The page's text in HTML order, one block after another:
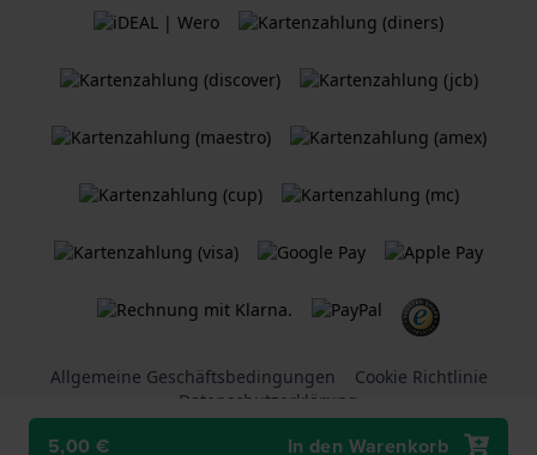
5,00 € In den Warenkorb
Allgemeine Geschäftsbedingungen
Cookie Richtlinie
Datenschutzerklärung